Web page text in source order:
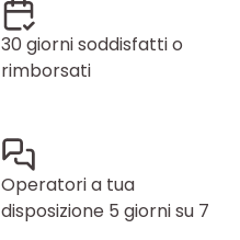
30 giorni soddisfatti o
rimborsati
Operatori a tua
disposizione 5 giorni su 7